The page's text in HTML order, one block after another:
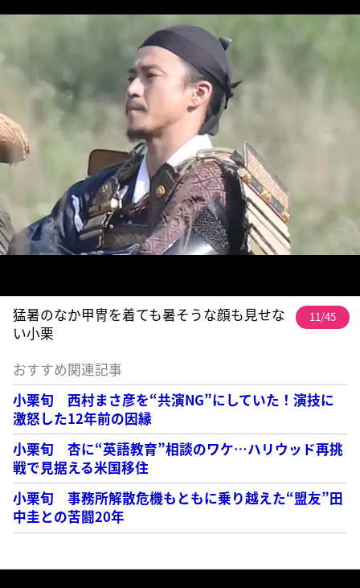
猛暑のなか甲冑を着ても暑そうな顔も見せな
い小栗
11/45
おすすめ関連記事
小栗旬 西村まさ彦を“共演NG”にしていた！演技に
激怒した12年前の因縁
小栗旬 杏に“英語教育”相談のワケ…ハリウッド再挑
戦で見据える米国移住
小栗旬 事務所解散危機もともに乗り越えた“盟友”田
中圭との苦闘20年